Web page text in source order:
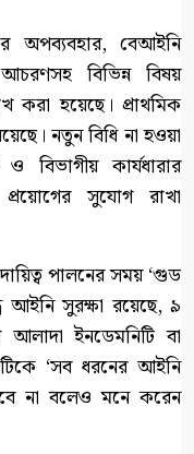
অপব্যবহার, বেআইনি
বিভিন্ন বিষয়
করা হয়েছে। প্রাথমিক
নতুন বিধি না হওয়া
বিভাগীয় কার্যধারার
সুযোগ রাখা
পালনের সময় ‘গুড
আইনি সুরক্ষা রয়েছে, ৯
ইনডেমনিটি বা
‘সব ধরনের আইনি
না বলেও মনে করেন